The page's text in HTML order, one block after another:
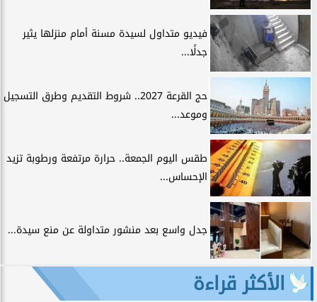
فيديو متداول لسيدة مسنة أمام منزلها يثير
جدلًا...
حج القرعة 2027.. شروط التقديم وطرق التسجيل
وموعد...
طقس اليوم الجمعة.. حرارة مرتفعة ورطوبة تزيد
الإحساس...
جدل واسع بعد منشور متداولة عن منع سيدة...
الأكثر قراءة